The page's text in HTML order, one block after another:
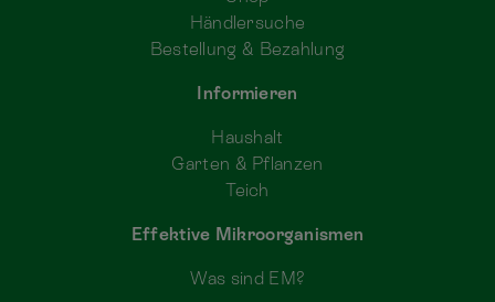
Händlersuche
Bestellung & Bezahlung
Informieren
Haushalt
Garten & Pflanzen
Teich
Effektive Mikroorganismen
Was sind EM?